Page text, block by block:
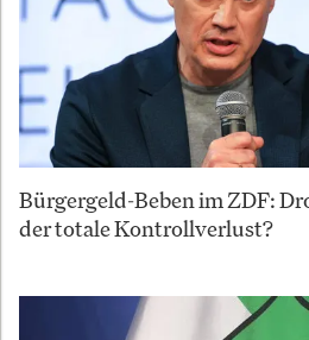
Bürgergeld-Beben im ZDF:
der totale Kontrollverlust?